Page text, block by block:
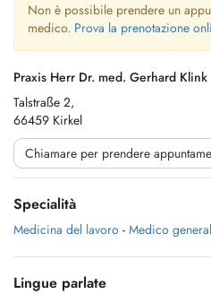
Non è possibile prendere un
medico. Prova la prenotazione
Praxis Herr Dr. med. Gerhard Klink
Talstraße 2,
66459 Kirkel
Chiamare per prendere
Specialità
Medicina del lavoro - Medico
Lingue parlate